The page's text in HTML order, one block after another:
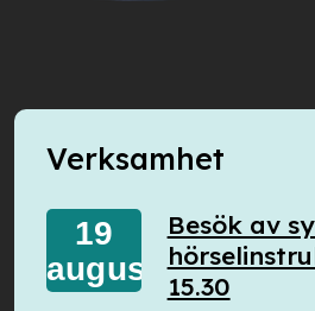
Verksamhet
19
augusti
Besök av
15.30